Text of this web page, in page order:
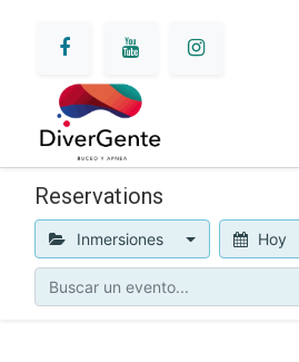
Reservations
Inmersiones Hoy